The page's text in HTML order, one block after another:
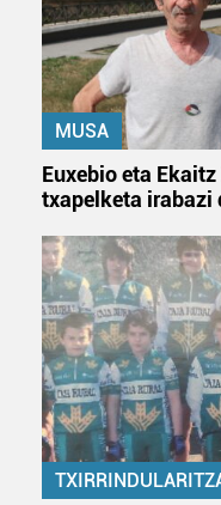
MUSA
Euxebio eta
txapelketa irabazi